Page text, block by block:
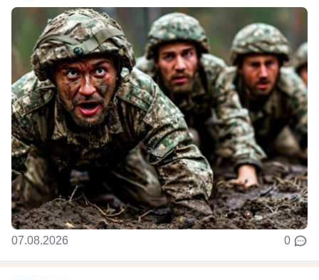
07.08.2026 0